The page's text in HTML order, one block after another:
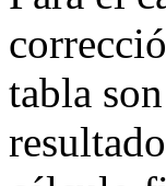
tabla